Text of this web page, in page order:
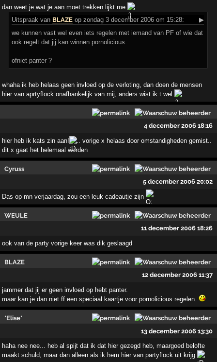
dan weet je wat je aan moet trekken lijkt me
Uitspraak van BLAZE op zondag 3 december 2006 om 15:28:
▶
we kunnen vast wel even iets regelen met iemand van PF of wie dat
ook regelt dat jij kan winnen pornolicious.
ofniet panter ?
whaha ik heb helaas geen invloed op de verloting, dan doen de mensen
hier van aprtyflock onafhankelijk van mij, anders wist ik t wel
4 december 2006 18:16
hier heb ik kats zin aan!
.. vorige x helaas door omstandigheden gemist..
dit x gaat het helemaal worden
Cyruss
5 december 2006 20:02
Das op mn verjaardag, zou een leuk cadeautje zijn
WEULE
11 december 2006 18:26
ook van de party vorige keer was dik geslaagd
BLAZE
12 december 2006 11:37
jammer dat jij er geen invloed op hebt panter.
maar kan je dan niet ff een speciaal kaartje voor pornolicious regelen.
*Elise*
13 december 2006 13:30
haha nee nee... heb al spijt dat ik dat hier gezegd heb, maargoed belofte
maakt schuld, maar dan alleen als ik hem hier van partyflock uit krijg